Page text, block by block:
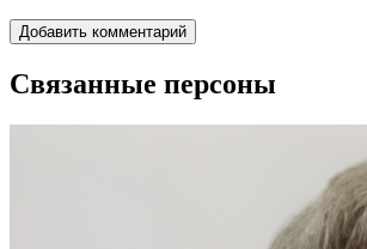
Связанные персоны